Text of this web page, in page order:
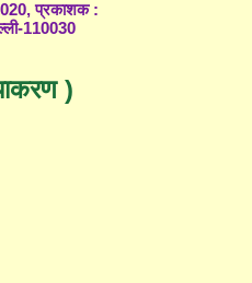
प्रकाशक :
110030
)